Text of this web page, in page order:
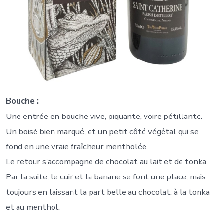
Bouche :
Une entrée en bouche vive, piquante, voire pétillante.
Un boisé bien marqué, et un petit côté végétal qui se
fond en une vraie fraîcheur mentholée.
Le retour s’accompagne de chocolat au lait et de tonka.
Par la suite, le cuir et la banane se font une place, mais
toujours en laissant la part belle au chocolat, à la tonka
et au menthol.